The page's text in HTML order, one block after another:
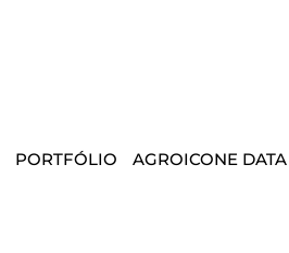
PORTFÓLIO AGROICONE DATA